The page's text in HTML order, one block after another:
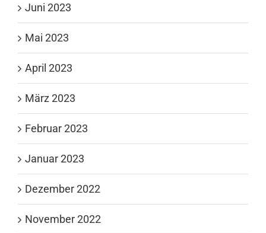
Juni 2023
Mai 2023
April 2023
März 2023
Februar 2023
Januar 2023
Dezember 2022
November 2022